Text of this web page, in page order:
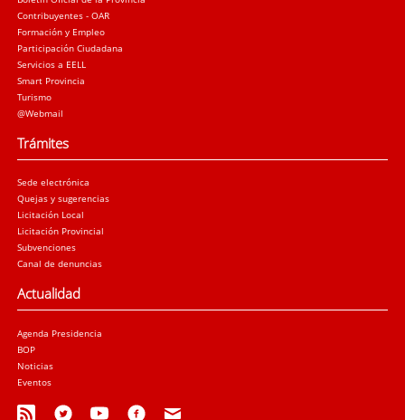
Contribuyentes - OAR
Formación y Empleo
Participación Ciudadana
Servicios a EELL
Smart Provincia
Turismo
@Webmail
Trámites
Sede electrónica
Quejas y sugerencias
Licitación Local
Licitación Provincial
Subvenciones
Canal de denuncias
Actualidad
Agenda Presidencia
BOP
Noticias
Eventos